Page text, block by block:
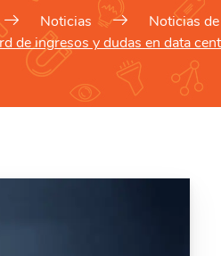
Noticias
Noticias
de ingresos y dudas en data